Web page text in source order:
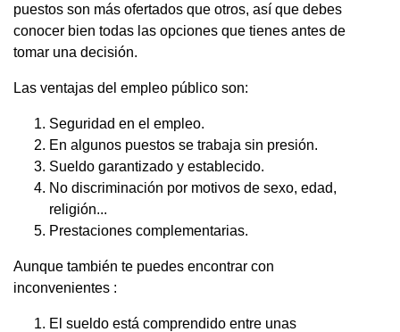
puestos son más ofertados que otros, así que debes
conocer bien todas las opciones que tienes antes de
tomar una decisión.
Las ventajas del empleo público son:
Seguridad en el empleo.
En algunos puestos se trabaja sin presión.
Sueldo garantizado y establecido.
No discriminación por motivos de sexo, edad,
religión...
Prestaciones complementarias.
Aunque también te puedes encontrar con
inconvenientes :
El sueldo está comprendido entre unas